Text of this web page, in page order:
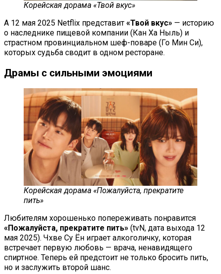
Корейская дорама «Твой вкус»
А 12 мая 2025 Netflix представит «Твой вкус» — историю
о наследнике пищевой компании (Кан Ха Ныль) и
страстном провинциальном шеф-поваре (Го Мин Си),
которых судьба сводит в одном ресторане.
Драмы с сильными эмоциями
Корейская дорама «Пожалуйста, прекратите
пить»
Любителям хорошенько попереживать понравится
«Пожалуйста, прекратите пить» (tvN, дата выхода 12
мая 2025). Чхве Су Ён играет алкоголичку, которая
встречает первую любовь — врача, ненавидящего
спиртное. Теперь ей предстоит не только бросить пить,
но и заслужить второй шанс.